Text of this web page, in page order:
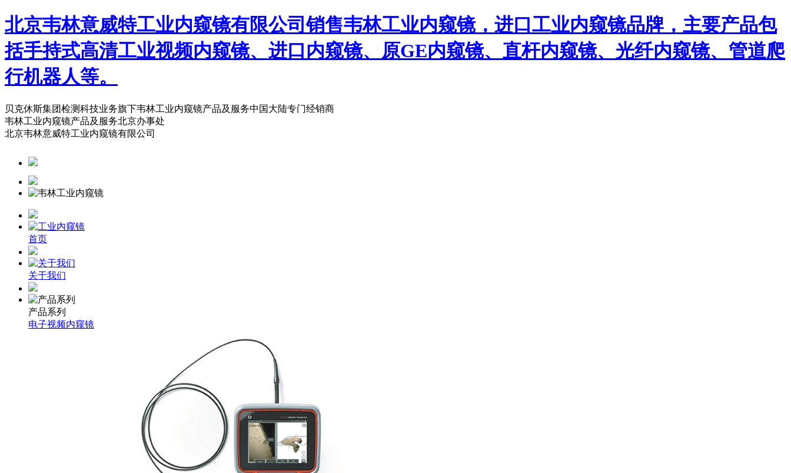
北京韦林意威特工业内窥镜有限公司销售韦林工业内窥镜，进口工业内窥镜品牌，主要产品包
括手持式高清工业视频内窥镜、进口内窥镜、原GE内窥镜、直杆内窥镜、光纤内窥镜、管道爬
行机器人等。
贝克休斯集团检测科技业务旗下韦林工业内窥镜产品及服务中国大陆专门经销商
韦林工业内窥镜产品及服务北京办事处
北京韦林意威特工业内窥镜有限公司
首页
关于我们
产品系列
电子视频内窥镜